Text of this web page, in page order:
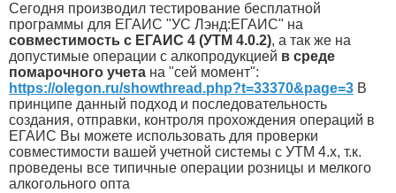
Сегодня производил тестирование бесплатной
программы для ЕГАИС "УС Лэнд:ЕГАИС" на
совместимость с ЕГАИС 4 (УТМ 4.0.2), а так же на
допустимые операции с алкопродукцией в среде
помарочного учета на "сей момент":
https://olegon.ru/showthread.php?t=33370&page=3 В
принципе данный подход и последовательность
создания, отправки, контроля прохождения операций в
ЕГАИС Вы можете использовать для проверки
совместимости вашей учетной системы с УТМ 4.х, т.к.
проведены все типичные операции розницы и мелкого
алкогольного опта